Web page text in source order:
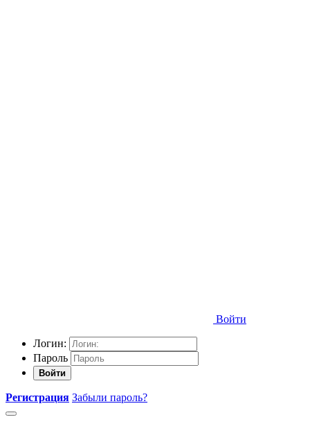
Войти
Логин:
Пароль
Войти
Регистрация Забыли пароль?